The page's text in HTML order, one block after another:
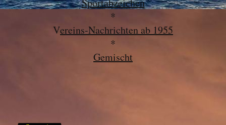
Sportabzeichen
*
Vereins-Nachrichten ab 1955
*
Gemischt